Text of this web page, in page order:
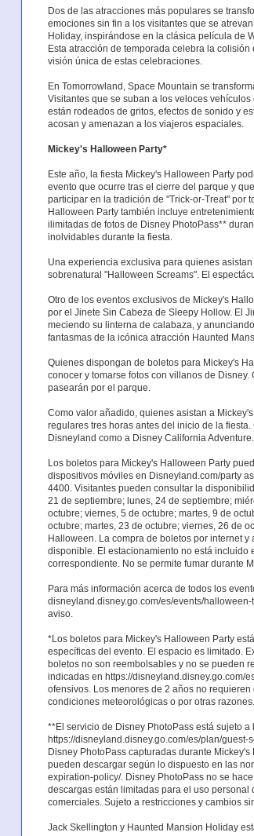
Dos de las atracciones más populares se
emociones sin fin a los visitantes que se
Holiday, inspirándose en la clásica película de
Esta atracción de temporada celebra la
visión única de estas celebraciones.
En Tomorrowland, Space Mountain se
Visitantes que se suban a los veloces
están rodeados de gritos, efectos de sonido y
acosan y amenazan a los viajeros espaciales.
Mickey's Halloween Party*
Este año, la fiesta Mickey's Halloween Party
evento que ocurre tras el cierre del parque y
participar en la tradición de "Trick-or-Treat" por
Halloween Party también incluye
ilimitadas de fotos de Disney PhotoPass**
inolvidables durante la fiesta.
Una experiencia exclusiva para quienes
sobrenatural "Halloween Screams". El
Otro de los eventos exclusivos de Mickey's
por el Jinete Sin Cabeza de Sleepy Hollow. El
meciendo su linterna de calabaza, y
fantasmas de la icónica atracción Haunted
Quienes dispongan de boletos para Mickey's
conocer y tomarse fotos con villanos de
pasearán por el parque.
Como valor añadido, quienes asistan a
regulares tres horas antes del inicio de la
Disneyland como a Disney California Adventure.
Los boletos para Mickey's Halloween Party
dispositivos móviles en Disneyland.com/party
4400. Visitantes pueden consultar la
21 de septiembre; lunes, 24 de septiembre;
octubre; viernes, 5 de octubre; martes, 9 de
octubre; martes, 23 de octubre; viernes, 26 de
Halloween. La compra de boletos por internet
disponible. El estacionamiento no está
correspondiente. No se permite fumar durante
Para más información acerca de todos los
disneyland.disney.go.com/es/events/
aviso.
*Los boletos para Mickey's Halloween Party
específicas del evento. El espacio es limitado.
boletos no son reembolsables y no se pueden
indicadas en https://disneyland.disney.go.com/
ofensivos. Los menores de 2 años no
condiciones meteorológicas o por otras
**El servicio de Disney PhotoPass está sujeto
https://disneyland.disney.go.com/es/plan/
Disney PhotoPass capturadas durante
pueden descargar según lo dispuesto en las
expiration-policy/. Disney PhotoPass no se
descargas están limitadas para el uso
comerciales. Sujeto a restricciones y cambios
Jack Skellington y Haunted Mansion Holiday